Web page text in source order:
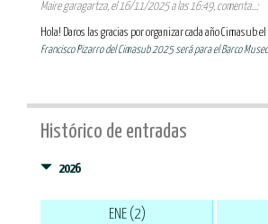
Maire garagartza, el 16/11/2025 a las 16:49, comenta...:
Hola! Daros las gracias por organizar cada año Cimasub el
Francisco Pizarro del Cimasub 2025 será para el Barco Museo
Histórico de entradas
2026
ENE (2)